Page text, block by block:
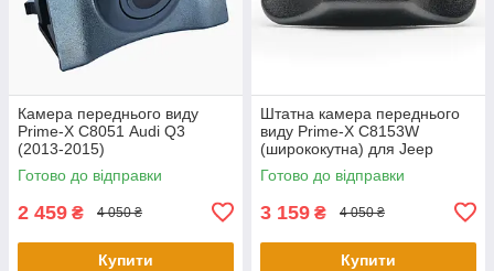
Камера переднього виду
Prime-X С8051 Audi Q3
(2013-2015)
Готово до відправки
2 459 ₴ 4 050 ₴
Купити
Штатна камера переднього
виду Prime-X C8153W
(ширококутна) для Jeep
Cherokee 2016-2018
Готово до відправки
3 159 ₴ 4 050 ₴
Купити